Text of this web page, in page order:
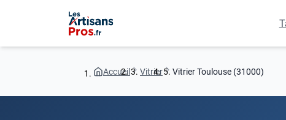
Accueil Vitrier Vitrier Toulouse (31000)